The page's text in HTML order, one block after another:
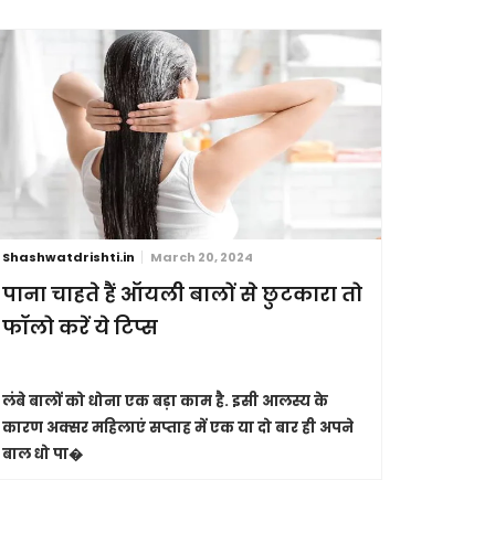
Shashwatdrishti.in March 20, 2024
पाना चाहते हैं ऑयली बालों से छुटकारा तो
फॉलो करें ये टिप्स
लंबे बालों को धोना एक बड़ा काम है. इसी आलस्य के
कारण अक्सर महिलाएं सप्ताह में एक या दो बार ही अपने
बाल धो पा�